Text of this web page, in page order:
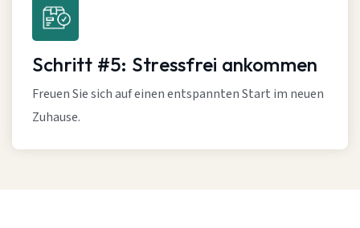
Schritt #5: Stressfrei ankommen
Freuen Sie sich auf einen entspannten Start im neuen
Zuhause.